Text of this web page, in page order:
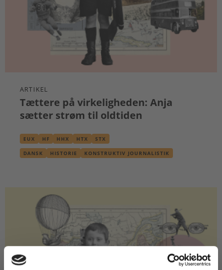
ARTIKEL
Tættere på virkeligheden: Anja
sætter strøm til oldtiden
EUX HF HHX HTX STX
DANSK HISTORIE
KONSTRUKTIV JOURNALISTIK